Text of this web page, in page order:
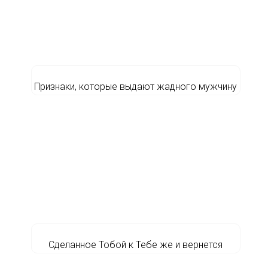
Признаки, которые выдают жадного мужчину
Сделанное Тобой к Тебе же и вернется